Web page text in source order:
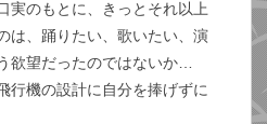
実のもとに、きっとそれ以上
は、踊りたい、歌いたい、演
欲望だったのではないか…
行機の設計に自分を捧げずに